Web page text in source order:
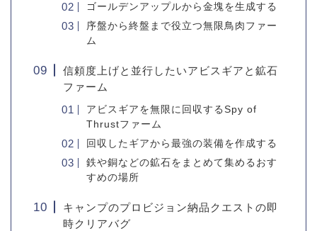
ゴールデンアップルから金塊を生成する
序盤から終盤まで役立つ無限鳥肉ファー
ム
信頼度上げと並行したいアビスギアと鉱石
ファーム
アビスギアを無限に回収するSpy of
Thrustファーム
回収したギアから最強の装備を作成する
鉄や銅などの鉱石をまとめて集めるおす
すめの場所
キャンプのプロビジョン納品クエストの即
時クリアバグ